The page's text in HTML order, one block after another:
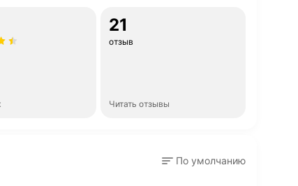
21
отзыв
Читать отзывы
По умолчанию